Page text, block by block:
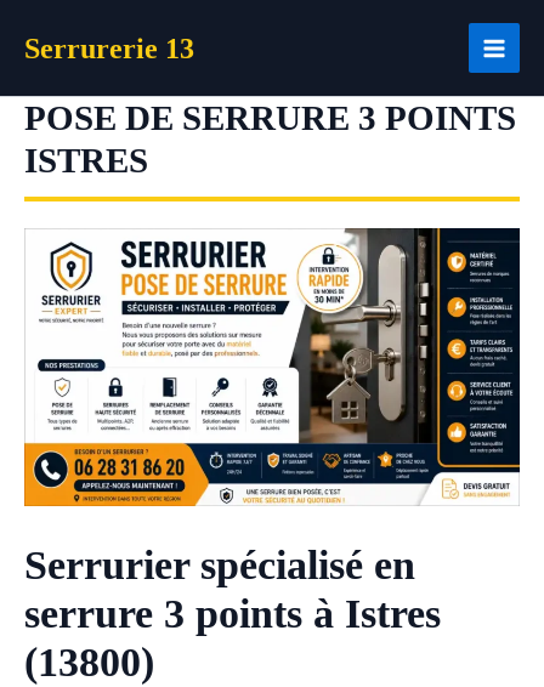
Serrurerie 13
POSE DE SERRURE 3 POINTS
ISTRES
Serrurier spécialisé en
serrure 3 points à Istres
(13800)